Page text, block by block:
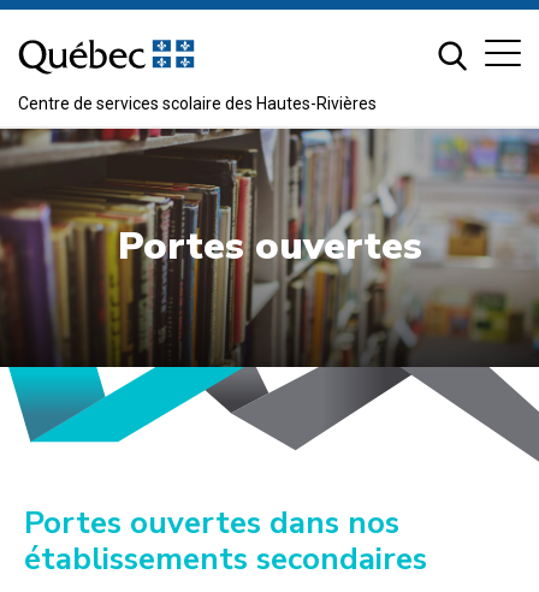
au
contenu
Centre de services scolaire des Hautes-Rivières
Portes ouvertes
Portes ouvertes dans nos
établissements secondaires